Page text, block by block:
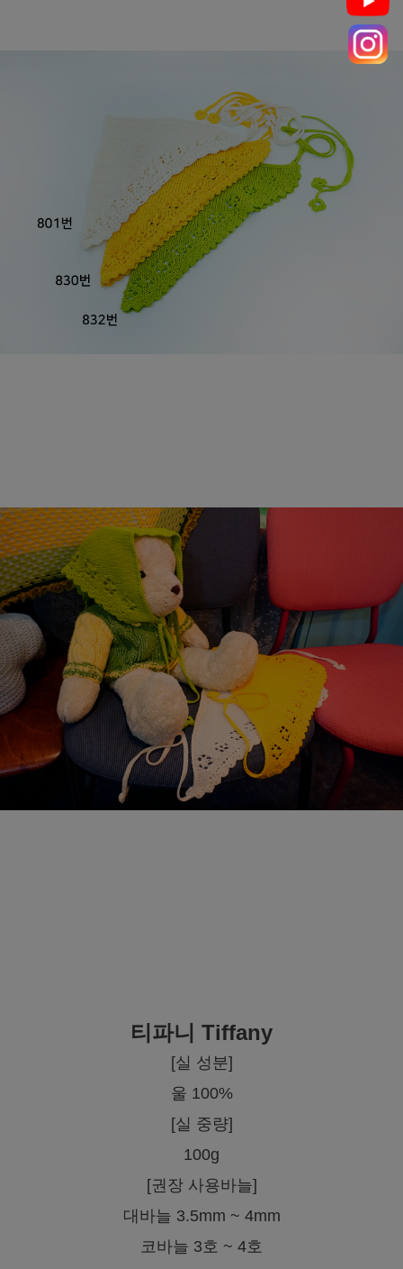
티파니 Tiffany
[실 성분]
울 100%
[실 중량]
100g
[권장 사용바늘]
대바늘 3.5mm ~ 4mm
코바늘 3호 ~ 4호